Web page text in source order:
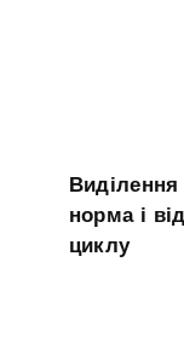
норма і
циклу